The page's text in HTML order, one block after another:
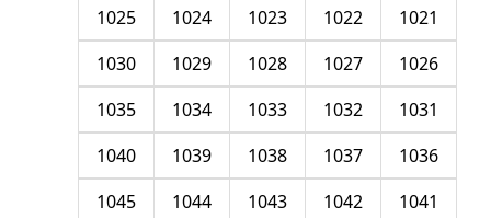
1021
1022
1023
1024
1025
1026
1027
1028
1029
1030
1031
1032
1033
1034
1035
1036
1037
1038
1039
1040
1041
1042
1043
1044
1045